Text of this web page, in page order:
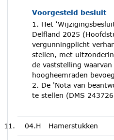
Voorgesteld besluit
1. Het
Delfland 2025
vergunningplicht
stellen, met
de vaststelling
hoogheemraden
2. De 'Nota van
te stellen (DMS
04.H Hamerstukken